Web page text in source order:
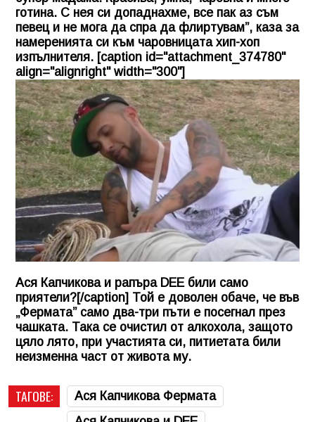
готина. С нея си допаднахме, все пак аз съм
певец и не мога да спра да флиртувам”, каза за
намеренията си към чаровницата хип-хоп
изпълнителя. [caption id="attachment_374780"
align="alignright" width="300"]
Ася Капчикова и рапъра DEE били само
приятели?[/caption] Той е доволен обаче, че във
„Фермата” само два-три пъти е посегнал през
чашката. Така се очистил от алкохола, защото
цяло лято, при участията си, питиетата били
неизменна част от живота му.
ТАГОВЕ:
Ася Капчикова Фермата